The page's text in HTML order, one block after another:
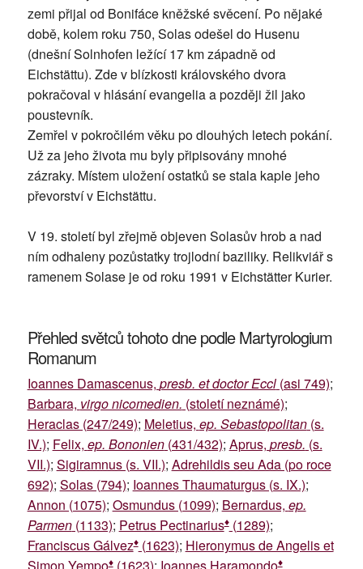
zemi přijal od Bonifáce kněžské svěcení. Po nějaké
době, kolem roku 750, Solas odešel do Husenu
(dnešní Solnhofen ležící 17 km západně od
Eichstättu). Zde v blízkosti královského dvora
pokračoval v hlásání evangelia a později žil jako
poustevník.
Zemřel v pokročilém věku po dlouhých letech pokání.
Už za jeho života mu byly připisovány mnohé
zázraky. Místem uložení ostatků se stala kaple jeho
převorství v Eichstättu.
V 19. století byl zřejmě objeven Solasův hrob a nad
ním odhaleny pozůstatky trojlodní baziliky. Relikviář s
ramenem Solase je od roku 1991 v Eichstätter Kurier.
Přehled světců tohoto dne podle Martyrologium
Romanum
Ioannes Damascenus, presb. et doctor Eccl(asi 749);
Barbara, virgo nicomedien. (století neznámé);
Heraclas (247/249); Meletius, ep. Sebastopolitan(s.
IV.); Felix, ep. Bononien(431/432); Aprus, presb. (s.
VII.); Sigiramnus (s. VII.); Adrehildis seu Ada (po roce
692); Solas (794); Ioannes Thaumaturgus (s. IX.);
Annon (1075); Osmundus (1099); Bernardus, ep.
Parmen(1133); Petrus Pectinarius♦(1289);
Franciscus Gálvez♦(1623); Hieronymus de Angelis et
Simon Yempo♦(1623); Ioannes Haramondo♦